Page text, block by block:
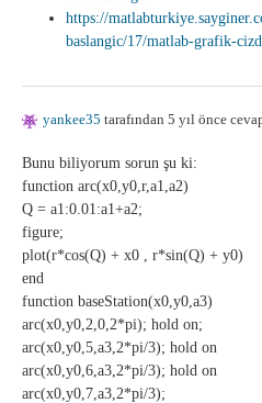
https://
baslangic/17/matlab-grafik-
yankee35 tarafından 5 yıl önce
Bunu biliyorum sorun şu ki:
function arc(x0,y0,r,a1,a2)
Q = a1:0.01:a1+a2;
figure;
plot(r*cos(Q) + x0 , r*sin(Q) + y0)
end
function baseStation(x0,y0,a3)
arc(x0,y0,2,0,2*pi); hold on;
arc(x0,y0,5,a3,2*pi/3); hold on
arc(x0,y0,6,a3,2*pi/3); hold on
arc(x0,y0,7,a3,2*pi/3);